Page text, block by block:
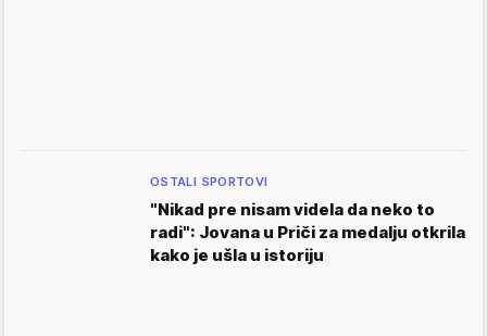
OSTALI SPORTOVI
"Nikad pre nisam videla da neko to
radi": Jovana u Priči za medalju otkrila
kako je ušla u istoriju